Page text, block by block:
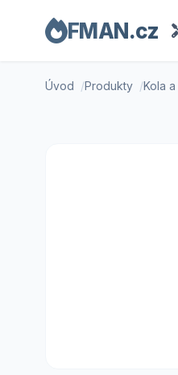
FMAN.cz
Úvod Produkty Kola